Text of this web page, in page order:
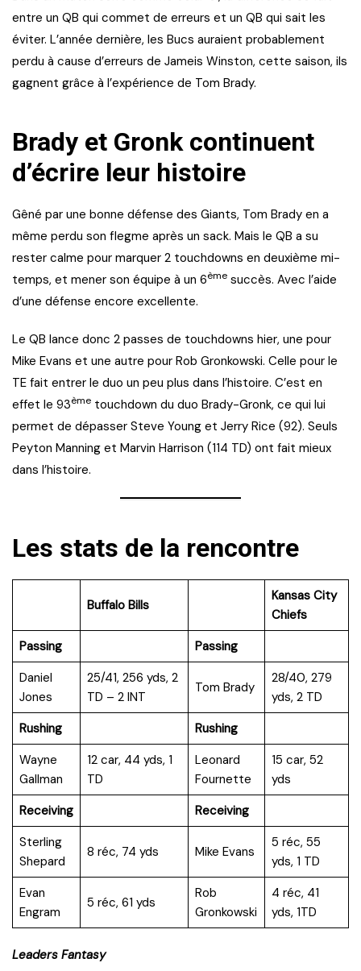
entre un QB qui commet de erreurs et un QB qui sait les
éviter. L’année dernière, les Bucs auraient probablement
perdu à cause d’erreurs de Jameis Winston, cette saison, ils
gagnent grâce à l’expérience de Tom Brady.
Brady et Gronk continuent
d’écrire leur histoire
Gêné par une bonne défense des Giants, Tom Brady en a
même perdu son flegme après un sack. Mais le QB a su
rester calme pour marquer 2 touchdowns en deuxième mi-
temps, et mener son équipe à un 6ème succès. Avec l’aide
d’une défense encore excellente.
Le QB lance donc 2 passes de touchdowns hier, une pour
Mike Evans et une autre pour Rob Gronkowski. Celle pour le
TE fait entrer le duo un peu plus dans l’histoire. C’est en
effet le 93ème touchdown du duo Brady-Gronk, ce qui lui
permet de dépasser Steve Young et Jerry Rice (92). Seuls
Peyton Manning et Marvin Harrison (114 TD) ont fait mieux
dans l’histoire.
Les stats de la rencontre
Buffalo Bills
Kansas City
Chiefs
Passing
Passing
Daniel
Jones
25/41, 256 yds, 2
TD – 2 INT
Tom Brady
28/40, 279
yds, 2 TD
Rushing
Rushing
Wayne
Gallman
12 car, 44 yds, 1
TD
Leonard
Fournette
15 car, 52
yds
Receiving
Receiving
Sterling
Shepard
8 réc, 74 yds Mike Evans
5 réc, 55
yds, 1 TD
Evan
Engram
5 réc, 61 yds
Rob
Gronkowski
4 réc, 41
yds, 1TD
Leaders Fantasy